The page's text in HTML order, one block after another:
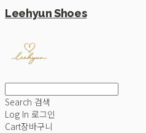
Leehyun Shoes
Search 검색
Log In 로그인
Cart장바구니